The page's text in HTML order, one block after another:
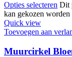
Opties selecteren Dit
kan gekozen
Quick view
Toevoegen aan
Muurcirkel